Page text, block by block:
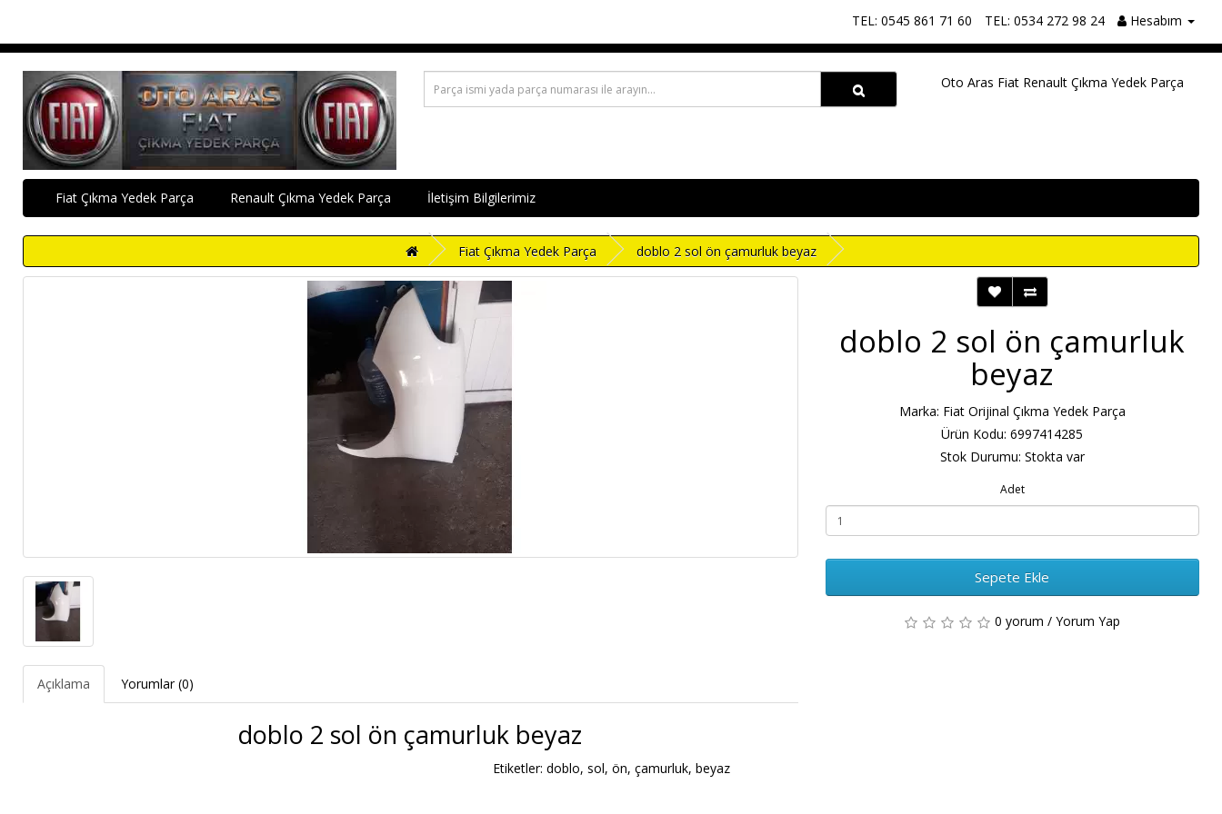
TEL: 0545 861 71 60 TEL: 0534 272 98 24 Hesabım
Oto Aras Fiat Renault Çıkma Yedek Parça
Fiat Çıkma Yedek Parça Renault Çıkma Yedek Parça İletişim Bilgilerimiz
Fiat Çıkma Yedek Parça doblo 2 sol ön çamurluk beyaz
Açıklama Yorumlar (0)
doblo 2 sol ön çamurluk beyaz
doblo 2 sol ön çamurluk
beyaz
Marka: Fiat Orijinal Çıkma Yedek Parça
Ürün Kodu: 6997414285
Stok Durumu: Stokta var
Adet
Sepete Ekle
0 yorum /Yorum Yap
Etiketler: doblo, sol, ön, çamurluk, beyaz